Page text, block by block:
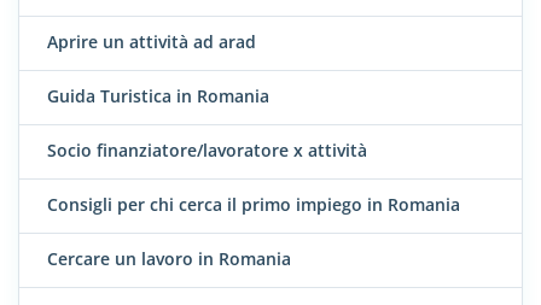
Aprire un attività ad arad
Guida Turistica in Romania
Socio finanziatore/lavoratore x attività
Consigli per chi cerca il primo impiego in Romania
Cercare un lavoro in Romania